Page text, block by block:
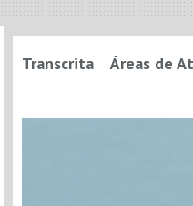
Transcrita Áreas de